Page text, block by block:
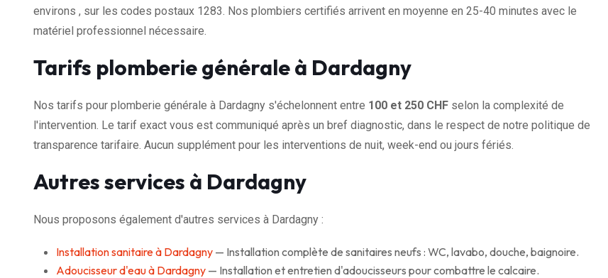
environs , sur les codes postaux 1283. Nos plombiers certifiés arrivent en moyenne en 25-40 minutes avec le
matériel professionnel nécessaire.
Tarifs plomberie générale à Dardagny
Nos tarifs pour plomberie générale à Dardagny s'échelonnent entre 100 et 250 CHF selon la complexité de
l'intervention. Le tarif exact vous est communiqué après un bref diagnostic, dans le respect de notre politique de
transparence tarifaire. Aucun supplément pour les interventions de nuit, week-end ou jours fériés.
Autres services à Dardagny
Nous proposons également d'autres services à Dardagny :
Installation sanitaire à Dardagny — Installation complète de sanitaires neufs : WC, lavabo, douche, baignoire.
Adoucisseur d'eau à Dardagny — Installation et entretien d'adoucisseurs pour combattre le calcaire.